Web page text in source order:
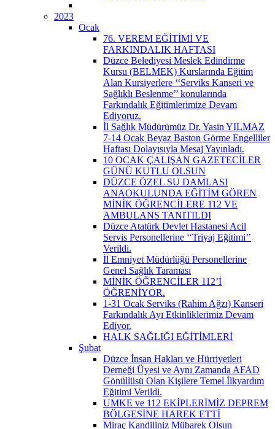
2023
Ocak
76. VEREM EĞİTİMİ VE
FARKINDALIK HAFTASI
Düzce Belediyesi Meslek Edindirme
Kursu (BELMEK) Kurslarında Eğitim
Alan Kursiyerlere ‘‘Serviks Kanseri ve
Sağlıklı Beslenme’’ konularında
Farkındalık Eğitimlerimize Devam
Ediyoruz.
İl Sağlık Müdürümüz Dr. Yasin YILMAZ
7-14 Ocak Beyaz Baston Görme Engelliler
Haftası Dolayısıyla Mesaj Yayınladı.
10 OCAK ÇALIŞAN GAZETECİLER
GÜNÜ KUTLU OLSUN
DÜZCE ÖZEL SU DAMLASI
ANAOKULUNDA EĞİTİM GÖREN
MİNİK ÖĞRENCİLERE 112 VE
AMBULANS TANITILDI
Düzce Atatürk Devlet Hastanesi Acil
Servis Personellerine ‘‘Triyaj Eğitimi’’
Verildi.
İl Emniyet Müdürlüğü Personellerine
Genel Sağlık Taraması
MİNİK ÖĞRENCİLER 112’İ
ÖĞRENİYOR.
1-31 Ocak Serviks (Rahim Ağzı) Kanseri
Farkındalık Ayı Etkinliklerimiz Devam
Ediyor.
HALK SAĞLIĞI EĞİTİMLERİ
Şubat
Düzce İnsan Hakları ve Hürriyetleri
Derneği Üyesi ve Aynı Zamanda AFAD
Gönüllüsü Olan Kişilere Temel İlkyardım
Eğitimi Verildi.
UMKE ve 112 EKİPLERİMİZ DEPREM
BÖLGESİNE HAREK ETTİ
Miraç Kandiliniz Mübarek Olsun